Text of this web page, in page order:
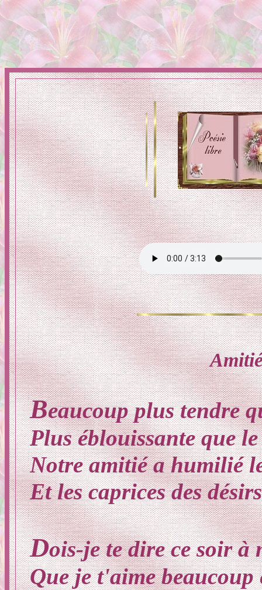
Beaucoup plus tendre
Plus éblouissante que
Notre amitié a humilié
Et les caprices des
Dois-je te dire ce soir à
Que je t'aime